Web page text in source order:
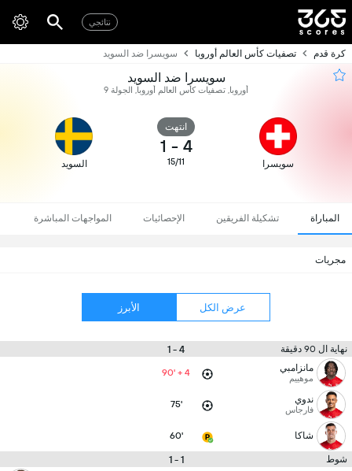
نتائجي
كرة قدم تصفيات كأس العالم أوروبا سويسرا ضد السويد
سويسرا ضد السويد
أوروبا, تصفيات كأس العالم أوروبا, الجولة 9
سويسرا
انتهت
4
-
1
15/11 السويد
المباراة تشكيلة الفريقين الإحصائيات المواجهات المباشرة
مجريات
عرض الكل الأبرز
نهاية ال 90 دقيقة 4 - 1
مانزامبي
موهييم 90' + 4
ندوي
فارجاس 75'
شاكا 60'
شوط 1 - 1